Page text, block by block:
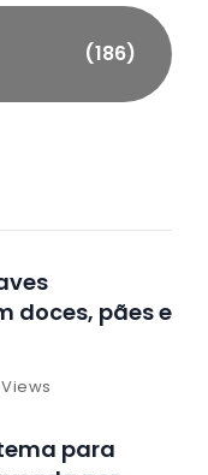
(186)
doces, pães e
para